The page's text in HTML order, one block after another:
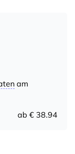
am
ab € 38.94